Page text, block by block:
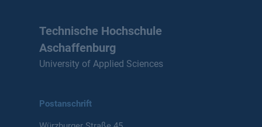
Technische Hochschule
Aschaffenburg
University of Applied Sciences
Postanschrift